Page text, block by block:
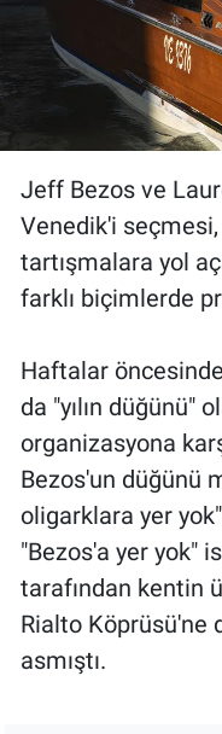
Jeff Bezos ve
Venedik'i
tartışmalara yol
farklı biçimlerde
Haftalar
da "yılın düğünü"
organizasyona
Bezos'un düğünü
oligarklara yer yok"
"Bezos'a yer yok"
tarafından kentin
Rialto Köprüsü'ne
asmıştı.